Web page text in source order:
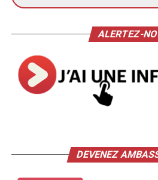
ALERTEZ-
DEVENEZ